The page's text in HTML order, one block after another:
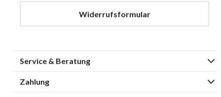
Widerrufsformular
Service & Beratung
Zahlung